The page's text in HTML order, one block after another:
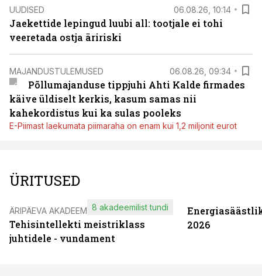
UUDISED 06.08.26, 10:14
Jaekettide lepingud luubi all: tootjale ei tohi
veeretada ostja äririski
MAJANDUSTULEMUSED 06.08.26, 09:34
Põllumajanduse tippjuhi Ahti Kalde firmades
käive üldiselt kerkis, kasum samas nii
kahekordistus kui ka sulas pooleks
E-Piimast laekumata piimaraha on enam kui 1,2 miljonit eurot
ÜRITUSED
ÄRIPÄEVA AKADEEMIA
Tehisintellekti meistriklass
juhtidele - vundament
8 akadeemilist tundi
2026